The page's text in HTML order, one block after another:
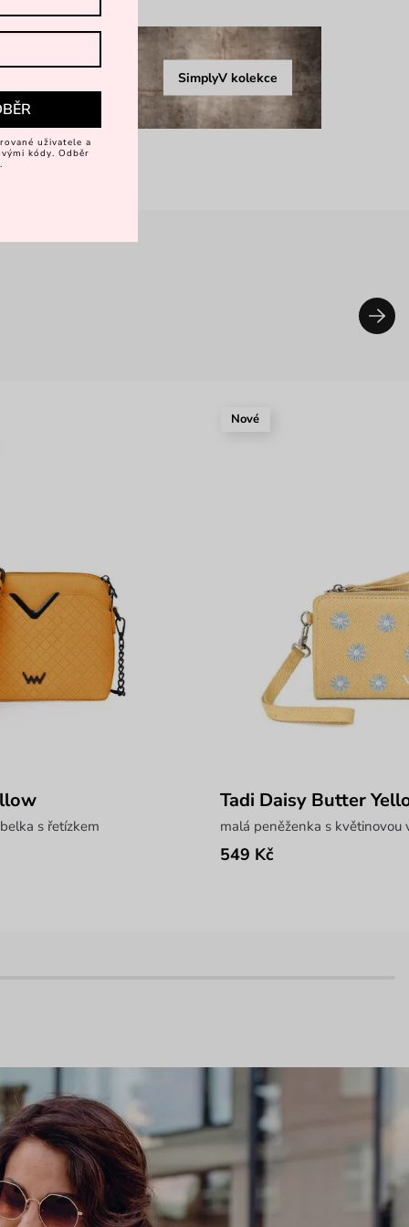
SimplyV kolekce
s řetízkem
Nové
Tadi Daisy Butter
malá peněženka s květinovou
549 Kč
uživatele a
kódy. Odběr